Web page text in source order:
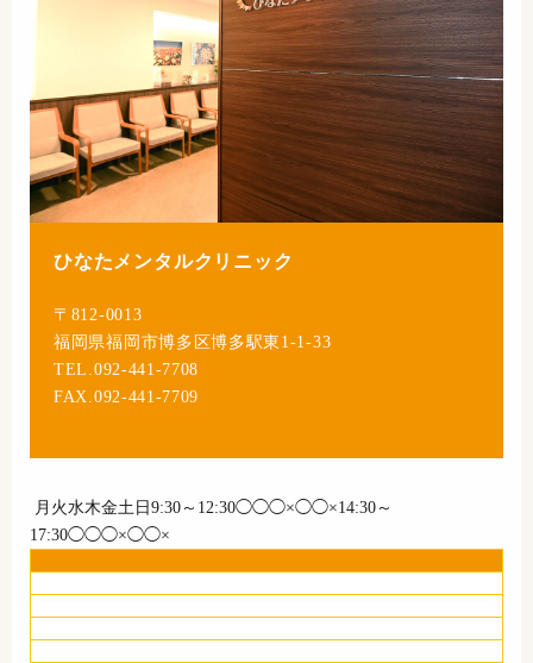
ひなたメンタルクリニック
〒812-0013
福岡県福岡市博多区博多駅東1-1-33
TEL.092-441-7708
FAX.092-441-7709
月 火水木金土 日 9:30～12:30◯◯◯×◯◯×14:30～
17:30◯◯◯×◯◯×